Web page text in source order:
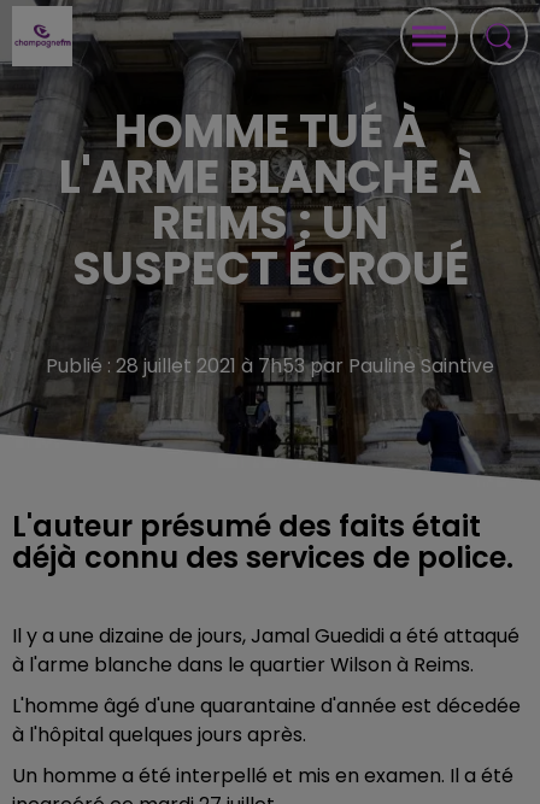
HOMME TUÉ À
L'ARME BLANCHE À
REIMS : UN
SUSPECT ÉCROUÉ
Publié : 28 juillet 2021 à 7h53 par Pauline Saintive
L'auteur présumé des faits était
déjà connu des services de police.
Il y a une dizaine de jours,Jamal Guedidi a été attaqué
à l'arme blanche dans le quartier Wilson à Reims.
L'homme âgé d'une quarantaine d'année est décedée
à l'hôpital quelques jours après.
Un homme a été interpellé et mis en examen. Il a été